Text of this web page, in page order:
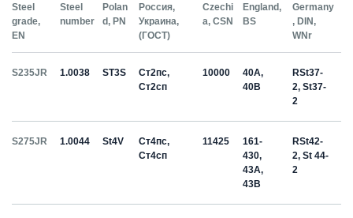
Steel
grade,
EN
Steel
number
Polan
d, PN
Россия,
Украина,
(ГОСТ)
Czechi
a, CSN
England,
BS
Germany
, DIN,
WNr
S235JR 1.0038 ST3S
Ст2пс,
Ст2сп
10000
40A,
40B
RSt37-
2, St37-
2
S275JR 1.0044 St4V
Ст4пс,
Ст4сп
11425
161-
430,
43A,
43B
RSt42-
2, St 44-
2